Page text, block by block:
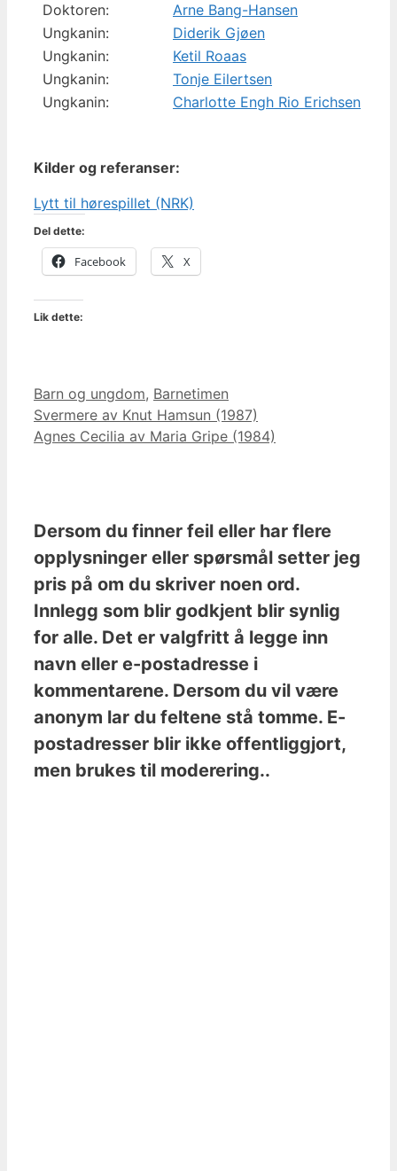
Doktoren:
Arne Bang-Hansen
Ungkanin:
Diderik Gjøen
Ungkanin:
Ketil Roaas
Ungkanin:
Tonje Eilertsen
Ungkanin:
Charlotte Engh Rio Erichsen
Kilder og referanser:
Lytt til hørespillet (NRK)
Del dette:
Facebook X
Lik dette:
Kategorier
Barn og ungdom, Barnetimen
Svermere av Knut Hamsun (1987)
Agnes Cecilia av Maria Gripe (1984)
Dersom du finner feil eller har flere
opplysninger eller spørsmål setter jeg
pris på om du skriver noen ord.
Innlegg som blir godkjent blir synlig
for alle. Det er valgfritt å legge inn
navn eller e-postadresse i
kommentarene. Dersom du vil være
anonym lar du feltene stå tomme. E-
postadresser blir ikke offentliggjort,
men brukes til moderering..